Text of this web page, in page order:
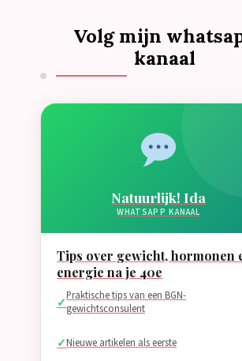
Volg mijn
kanaal
Natuurlijk! Ida
WHATSAPP KANAAL
Tips over gewicht, hormonen
energie na je 40e
Praktische tips van een BGN-
gewichtsconsulent
Nieuwe artikelen als eerste